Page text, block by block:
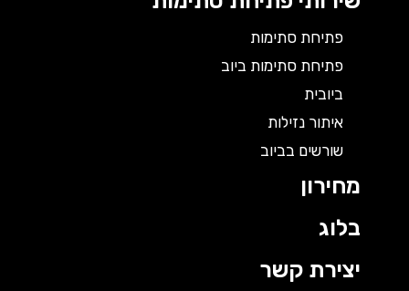
פתיחת סתימות
פתיחת סתימות ביוב
ביובית
איתור נזילות
שורשים בביוב
מחירון
בלוג
יצירת קשר